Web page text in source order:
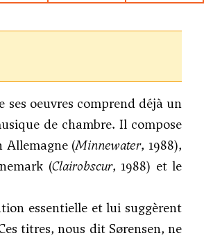
oeuvres comprend déjà un
de chambre. Il compose
Allemagne (Minnewater, 1988),
(Clairobscur, 1988) et le
essentielle et lui suggèrent
titres, nous dit Sørensen, ne